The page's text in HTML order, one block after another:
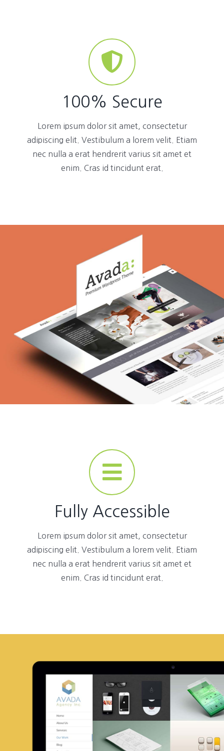
100% Secure
Lorem ipsum dolor sit amet, consectetur
adipiscing elit. Vestibulum a lorem velit. Etiam
nec nulla a erat hendrerit varius sit amet et
enim. Cras id tincidunt erat.
Fully Accessible
Lorem ipsum dolor sit amet, consectetur
adipiscing elit. Vestibulum a lorem velit. Etiam
nec nulla a erat hendrerit varius sit amet et
enim. Cras id tincidunt erat.